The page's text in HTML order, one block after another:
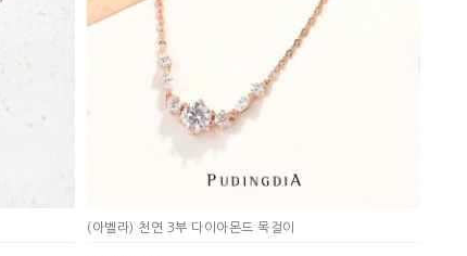
(아벨라) 천연 3부 다이아몬드 목걸이